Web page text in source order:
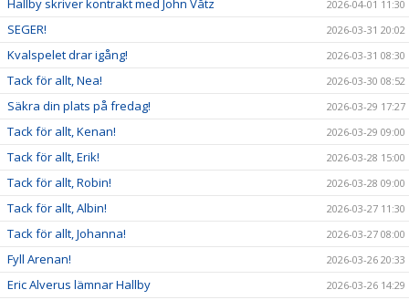
2026-04-01 11:30
SEGER! 2026-03-31 20:02
Kvalspelet drar igång! 2026-03-31 08:30
Tack för allt, Nea! 2026-03-30 08:52
Säkra din plats på fredag! 2026-03-29 17:27
Tack för allt, Kenan! 2026-03-29 09:00
Tack för allt, Erik! 2026-03-28 15:00
Tack för allt, Robin! 2026-03-28 09:00
Tack för allt, Albin! 2026-03-27 11:30
Tack för allt, Johanna! 2026-03-27 08:00
Fyll Arenan! 2026-03-26 20:33
Eric Alverus lämnar Hallby 2026-03-26 14:29